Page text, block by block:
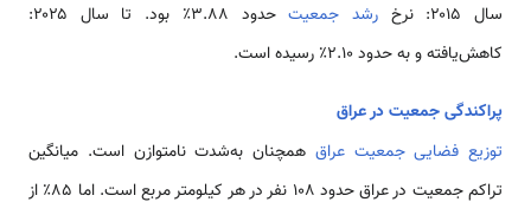
سال ۲۰۱5: نرخ
رشد جمعیت
حدود ۳.۸۸٪ بود. تا سال ۲۰۲۵:
کاهش‌یافته و به حدود ۲.۱۰٪ رسیده است.
پراکندگی جمعیت در عراق
توزیع فضایی جمعیت عراق همچنان به‌شدت نامتوازن است. میانگین
تراکم جمعیت در عراق حدود 108 نفر در هر کیلومتر مربع است. اما ۸۵٪ از